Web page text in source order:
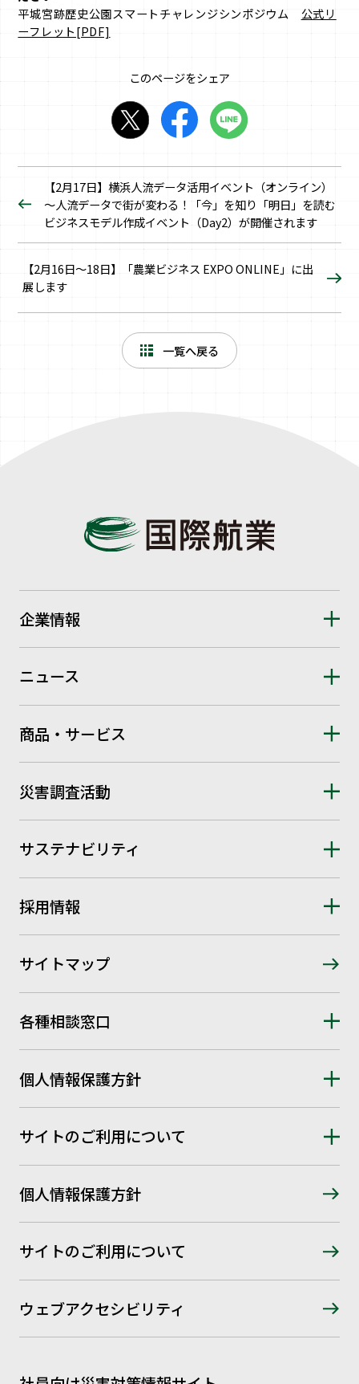
平城宮跡歴史公園スマートチャレンジシンポジウム 公式リ
ーフレット[PDF]
このページをシェア
【2月17日】横浜人流データ活用イベント（オンライン）
～人流データで街が変わる！「今」を知り「明日」を読む
ビジネスモデル作成イベント（Day2）が開催されます
【2月16日～18日】「農業ビジネス EXPO ONLINE」に出
展します
一覧へ戻る
企業情報
ニュース
商品・サービス
災害調査活動
サステナビリティ
採用情報
サイトマップ
各種相談窓口
個人情報保護方針
サイトのご利用について
個人情報保護方針
サイトのご利用について
ウェブアクセシビリティ